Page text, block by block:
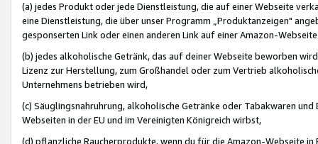
(a) jedes Produkt oder jede Dienstleistung, die auf einer Webseite
eine Dienstleistung, die über unser Programm „Produktanzeigen"
gesponserten Link oder einen anderen Link auf einer Amazon-
(b) jedes alkoholische Getränk, das auf deiner Webseite beworben
Lizenz zur Herstellung, zum Großhandel oder zum Vertrieb
Unternehmens betrieben wird,
(c) Säuglingsnahruhrung, alkoholische Getränke oder Tabakwaren
Webseiten in der EU und im Vereinigten Königreich wirbst,
(d) pflanzliche Raucherprodukte, wenn du für die Amazon-Webseite in